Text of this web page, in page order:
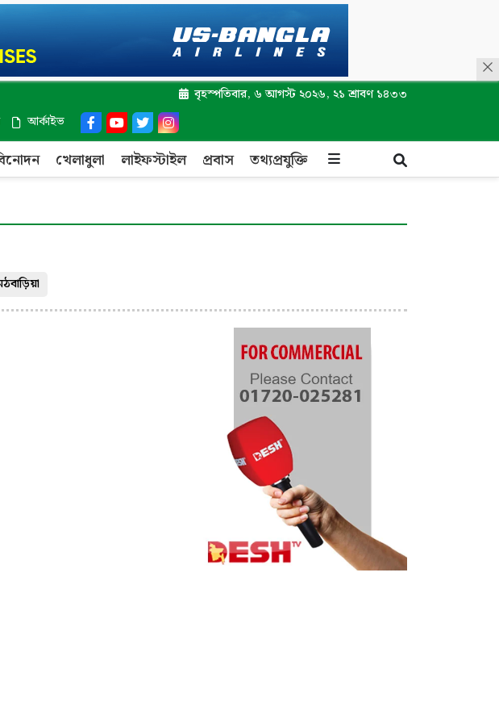
বৃহস্পতিবার, ৬ আগস্ট ২০২৬, ২১ শ্রাবণ ১৪৩৩
আর্কাইভ
খেলাধুলা লাইফস্টাইল প্রবাস তথ্যপ্রযুক্তি